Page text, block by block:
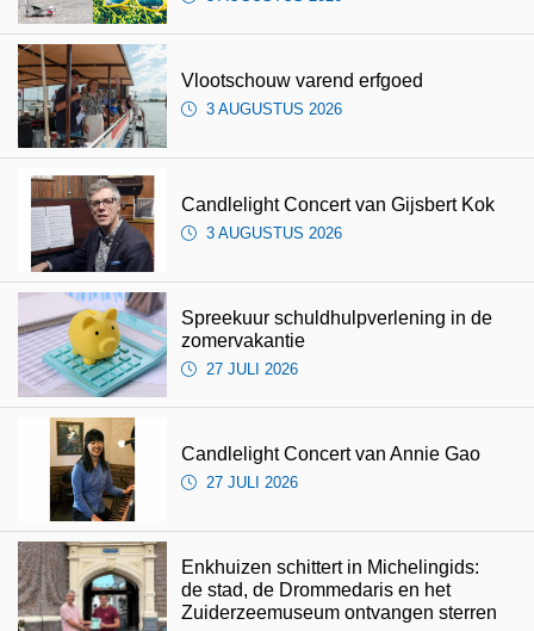
Vlootschouw varend erfgoed
3 AUGUSTUS 2026
Candlelight Concert van Gijsbert Kok
3 AUGUSTUS 2026
Spreekuur schuldhulpverlening in de
zomervakantie
27 JULI 2026
Candlelight Concert van Annie Gao
27 JULI 2026
Enkhuizen schittert in Michelingids:
de stad, de Drommedaris en het
Zuiderzeemuseum ontvangen sterren